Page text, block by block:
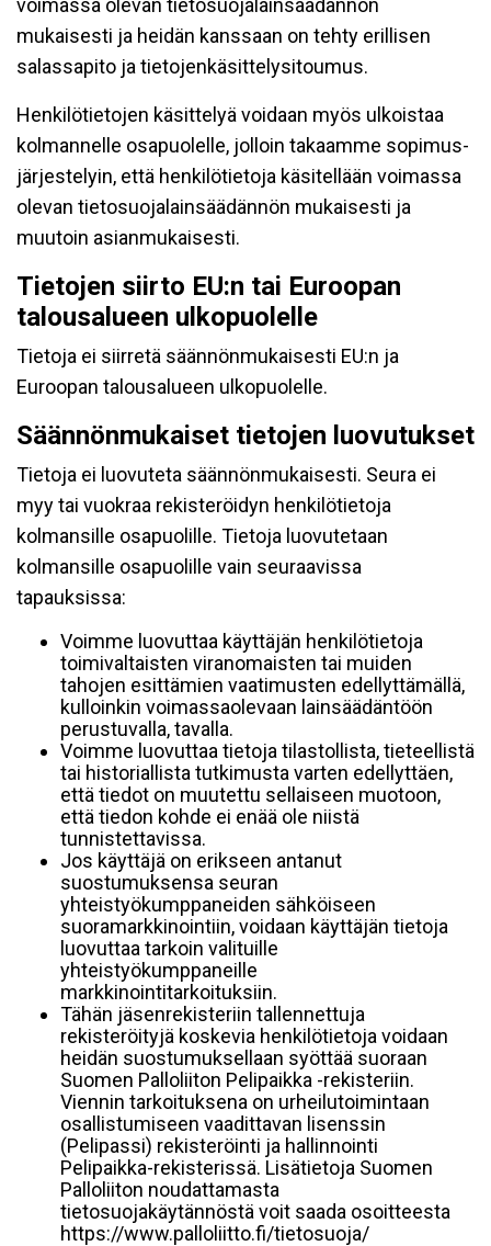
voimassa olevan tietosuojalainsäädännön
mukaisesti ja heidän kanssaan on tehty erillisen
salassapito ja tietojenkäsittelysitoumus.
Henkilötietojen käsittelyä voidaan myös ulkoistaa
kolmannelle osapuolelle, jolloin takaamme sopimus-
järjestelyin, että henkilötietoja käsitellään voimassa
olevan tietosuojalainsäädännön mukaisesti ja
muutoin asianmukaisesti.
Tietojen siirto EU:n tai Euroopan
talousalueen ulkopuolelle
Tietoja ei siirretä säännönmukaisesti EU:n ja
Euroopan talousalueen ulkopuolelle.
Säännönmukaiset tietojen luovutukset
Tietoja ei luovuteta säännönmukaisesti. Seura ei
myy tai vuokraa rekisteröidyn henkilötietoja
kolmansille osapuolille. Tietoja luovutetaan
kolmansille osapuolille vain seuraavissa
tapauksissa:
Voimme luovuttaa käyttäjän henkilötietoja
toimivaltaisten viranomaisten tai muiden
tahojen esittämien vaatimusten edellyttämällä,
kulloinkin voimassaolevaan lainsäädäntöön
perustuvalla, tavalla.
Voimme luovuttaa tietoja tilastollista, tieteellistä
tai historiallista tutkimusta varten edellyttäen,
että tiedot on muutettu sellaiseen muotoon,
että tiedon kohde ei enää ole niistä
tunnistettavissa.
Jos käyttäjä on erikseen antanut
suostumuksensa seuran
yhteistyökumppaneiden sähköiseen
suoramarkkinointiin, voidaan käyttäjän tietoja
luovuttaa tarkoin valituille
yhteistyökumppaneille
markkinointitarkoituksiin.
Tähän jäsenrekisteriin tallennettuja
rekisteröityjä koskevia henkilötietoja voidaan
heidän suostumuksellaan syöttää suoraan
Suomen Palloliiton Pelipaikka -rekisteriin.
Viennin tarkoituksena on urheilutoimintaan
osallistumiseen vaadittavan lisenssin
(Pelipassi) rekisteröinti ja hallinnointi
Pelipaikka-rekisterissä. Lisätietoja Suomen
Palloliiton noudattamasta
tietosuojakäytännöstä voit saada osoitteesta
https://www.palloliitto.fi/tietosuoja/